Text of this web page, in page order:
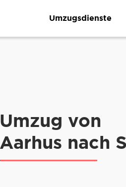
Umzugsdienste
Umzug von
Aarhus nach